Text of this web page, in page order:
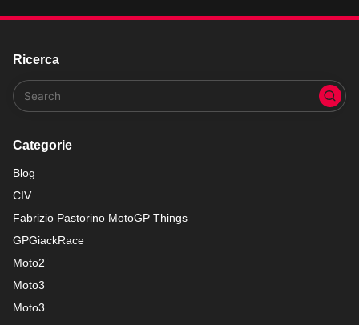
Ricerca
Categorie
Blog
CIV
Fabrizio Pastorino MotoGP Things
GPGiackRace
Moto2
Moto3
Moto3